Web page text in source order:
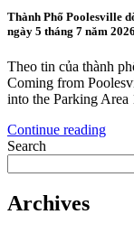
Thành Phố Poolesville
ngày 5 tháng 7 năm 2026
Theo tin của thành
Coming from
into the Parking
Continue reading
Search
Archives